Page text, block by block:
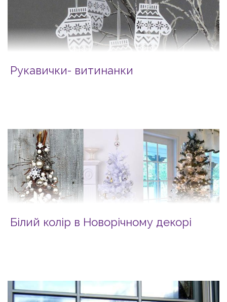
Рукавички- витинанки
Білий колір в Новорічному декорі